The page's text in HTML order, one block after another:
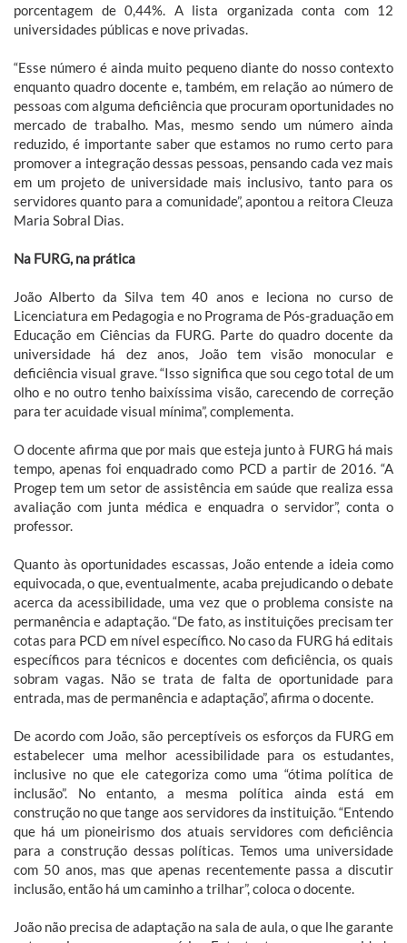
porcentagem de 0,44%. A lista organizada conta com 12
universidades públicas e nove privadas.
“Esse número é ainda muito pequeno diante do nosso contexto
enquanto quadro docente e, também, em relação ao número de
pessoas com alguma deficiência que procuram oportunidades no
mercado de trabalho. Mas, mesmo sendo um número ainda
reduzido, é importante saber que estamos no rumo certo para
promover a integração dessas pessoas, pensando cada vez mais
em um projeto de universidade mais inclusivo, tanto para os
servidores quanto para a comunidade”, apontou a reitora Cleuza
Maria Sobral Dias.
Na FURG, na prática
João Alberto da Silva tem 40 anos e leciona no curso de
Licenciatura em Pedagogia e no Programa de Pós-graduação em
Educação em Ciências da FURG. Parte do quadro docente da
universidade há dez anos, João tem visão monocular e
deficiência visual grave. “Isso significa que sou cego total de um
olho e no outro tenho baixíssima visão, carecendo de correção
para ter acuidade visual mínima”, complementa.
O docente afirma que por mais que esteja junto à FURG há mais
tempo, apenas foi enquadrado como PCD a partir de 2016. “A
Progep tem um setor de assistência em saúde que realiza essa
avaliação com junta médica e enquadra o servidor”, conta o
professor.
Quanto às oportunidades escassas, João entende a ideia como
equivocada, o que, eventualmente, acaba prejudicando o debate
acerca da acessibilidade, uma vez que o problema consiste na
permanência e adaptação. “De fato, as instituições precisam ter
cotas para PCD em nível específico. No caso da FURG há editais
específicos para técnicos e docentes com deficiência, os quais
sobram vagas. Não se trata de falta de oportunidade para
entrada, mas de permanência e adaptação”, afirma o docente.
De acordo com João, são perceptíveis os esforços da FURG em
estabelecer uma melhor acessibilidade para os estudantes,
inclusive no que ele categoriza como uma “ótima política de
inclusão”. No entanto, a mesma política ainda está em
construção no que tange aos servidores da instituição. “Entendo
que há um pioneirismo dos atuais servidores com deficiência
para a construção dessas políticas. Temos uma universidade
com 50 anos, mas que apenas recentemente passa a discutir
inclusão, então há um caminho a trilhar”, coloca o docente.
João não precisa de adaptação na sala de aula, o que lhe garante